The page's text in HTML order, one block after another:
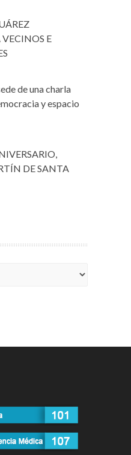
E
de una charla
y espacio
DE SANTA